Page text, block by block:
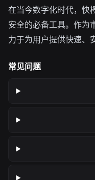
在当今数字化时代，快
安全的必备工具。作为
力于为用户提供快速、
常见问题